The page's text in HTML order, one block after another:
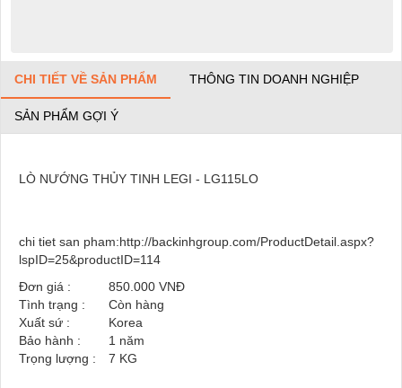
CHI TIẾT VỀ SẢN PHẨM THÔNG TIN DOANH NGHIỆP
SẢN PHẨM GỢI Ý
LÒ NƯỚNG THỦY TINH LEGI - LG115LO
chi tiet san pham:http://backinhgroup.com/ProductDetail.aspx?
lspID=25&productID=114
Đơn giá :
850.000 VNĐ
Tình trạng :
Còn hàng
Xuất sứ :
Korea
Bảo hành :
1 năm
Trọng lượng :
7 KG